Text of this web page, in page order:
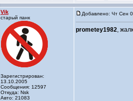
Vik
старый панк
Зарегистрирован:
13.10.2005
Сообщения: 12597
Откуда: Nsk
Авто: 21083
Добавлено: Чт Сен
prometey1982,